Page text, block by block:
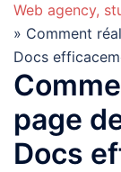
Web agency,
» Comment
Docs
page
Docs